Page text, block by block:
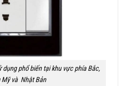
phổ biến tại khu vực phía Bắc,
Mỹ và Nhật Bản